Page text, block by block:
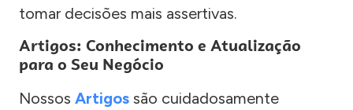
tomar decisões mais assertivas.
Artigos: Conhecimento e Atualização
para o Seu Negócio
Nossos Artigos são cuidadosamente